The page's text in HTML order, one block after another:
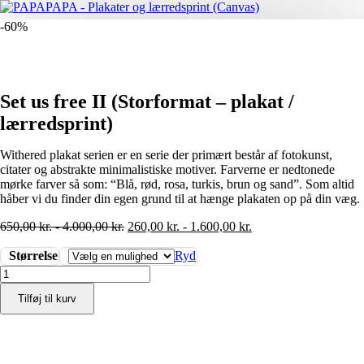
-60%
Set us free II (Storformat – plakat /
lærredsprint)
Withered plakat serien er en serie der primært består af fotokunst,
citater og abstrakte minimalistiske motiver. Farverne er nedtonede
mørke farver så som: “Blå, rød, rosa, turkis, brun og sand”. Som altid
håber vi du finder din egen grund til at hænge plakaten op på din væg.
650,00kr.-4.000,00kr. 260,00 kr. - 1.600,00 kr.
Størrelse
Ryd
Set
us
II
Tilføj til kurv